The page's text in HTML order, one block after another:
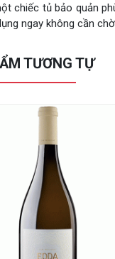
chiếc tủ bảo quản
ngay không cần
TƯƠNG TỰ